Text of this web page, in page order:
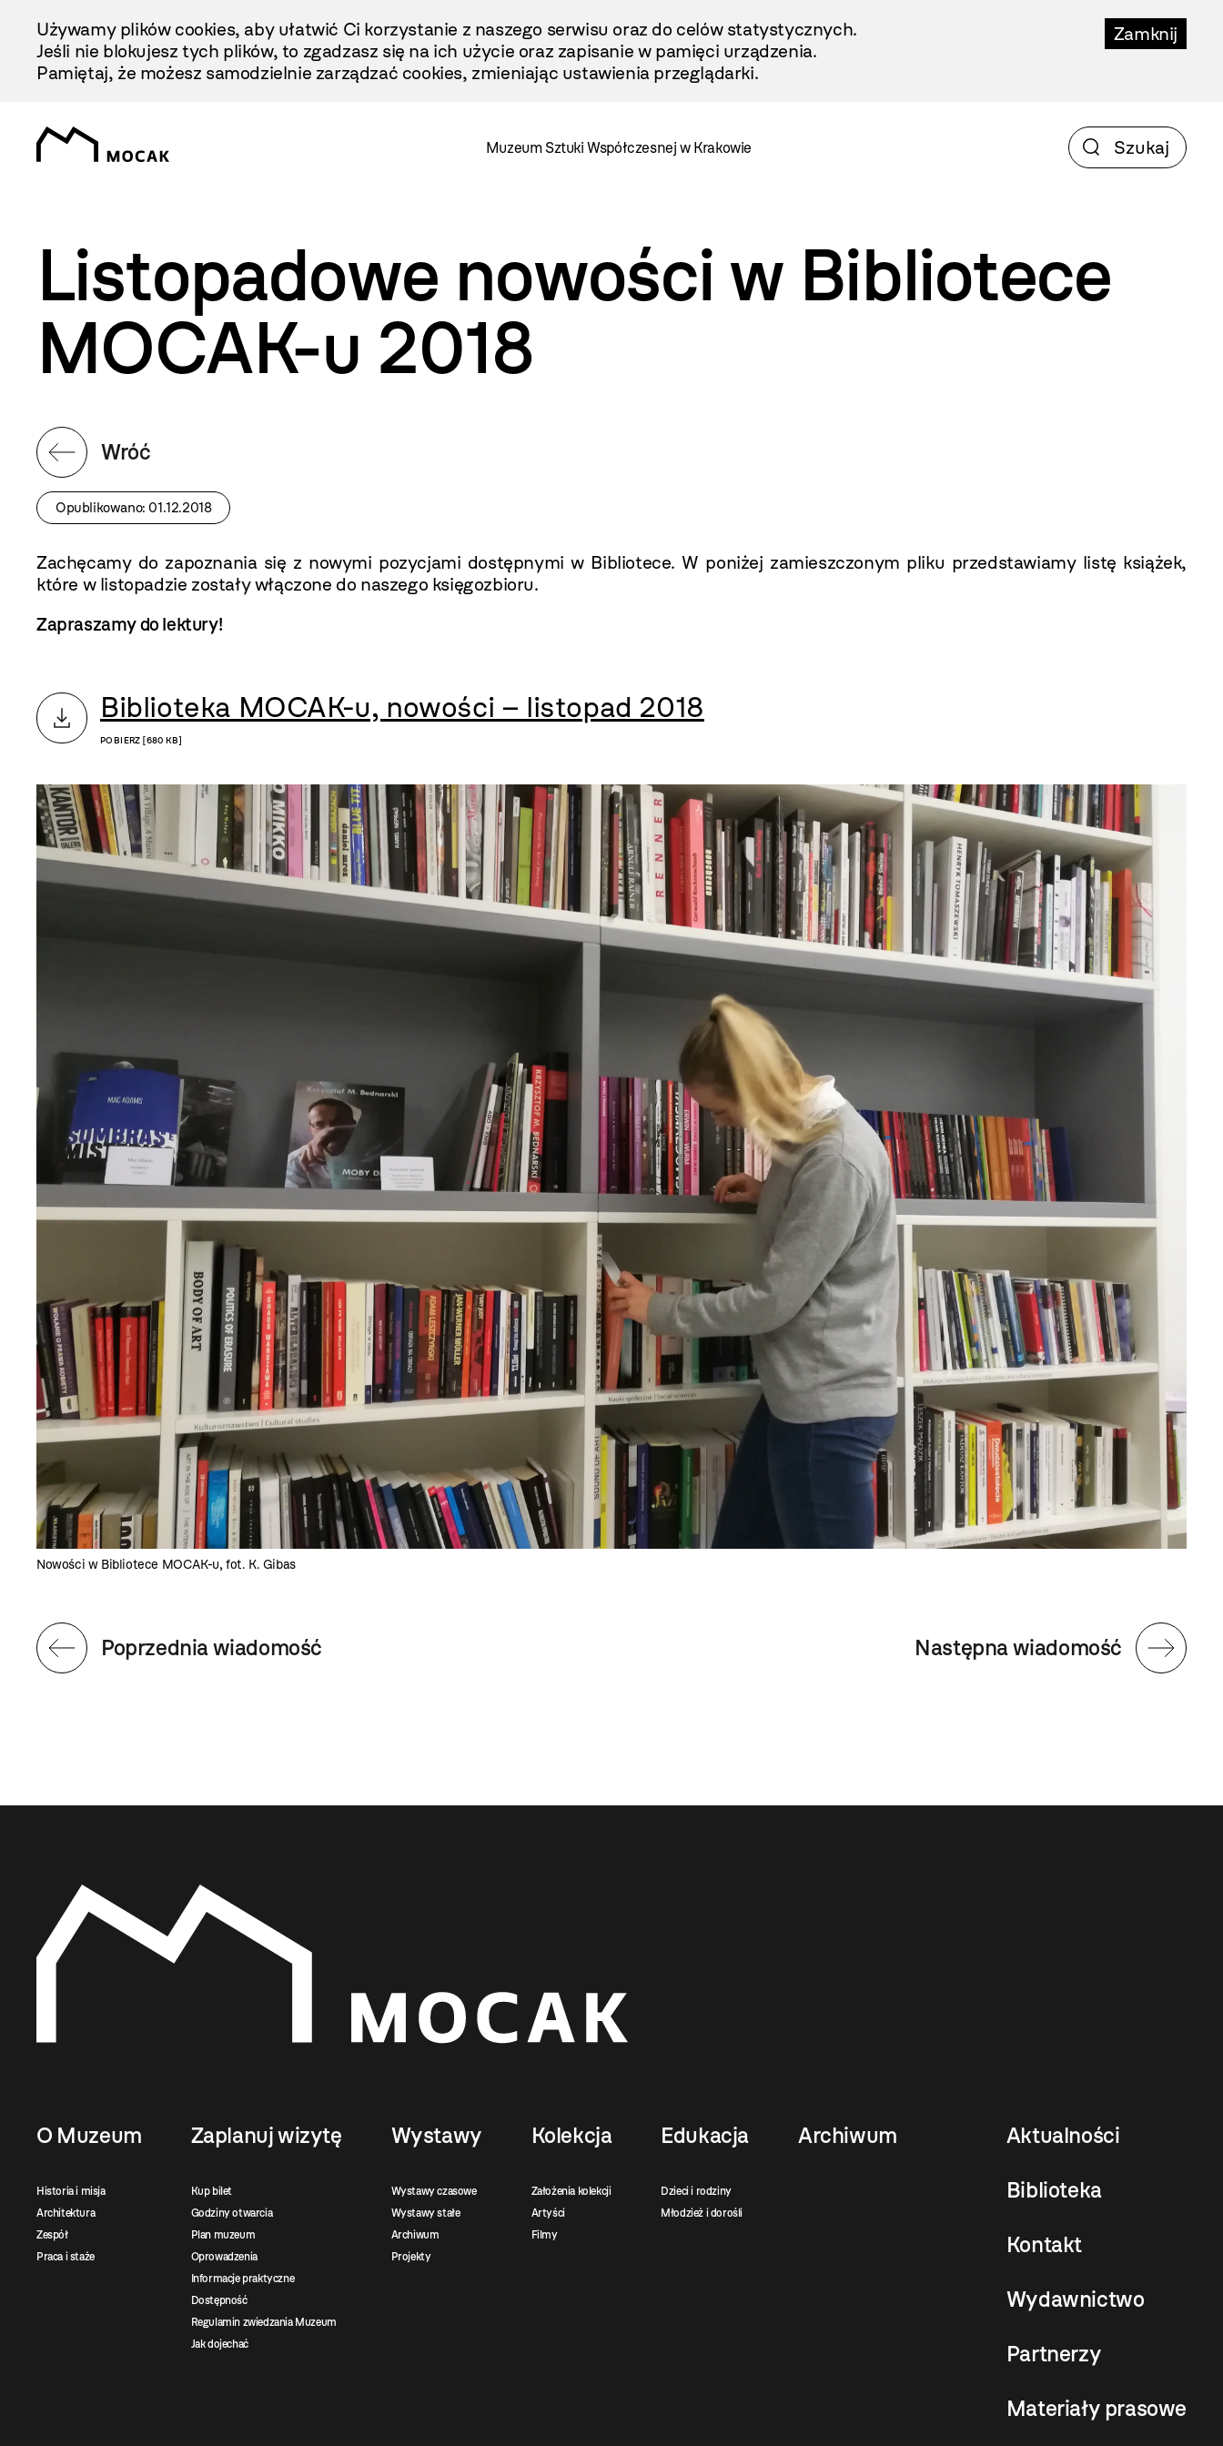
Treści
Zamknij
Używamy plików cookies, aby ułatwić Ci korzystanie z naszego serwisu oraz do celów statystycznych.
Jeśli nie blokujesz tych plików, to zgadzasz się na ich użycie oraz zapisanie w pamięci urządzenia.
Pamiętaj, że możesz samodzielnie zarządzać cookies, zmieniając ustawienia przeglądarki.
Muzeum Sztuki Współczesnej w Krakowie
Listopadowe nowości w Bibliotece
MOCAK-u 2018
Wróć
Opublikowano: 01.12.2018
Zachęcamy do zapoznania się z nowymi pozycjami dostępnymi w Bibliotece. W poniżej zamieszczonym pliku przedstawiamy listę książek,
które w listopadzie zostały włączone do naszego księgozbioru.
Zapraszamy do lektury!
Biblioteka MOCAK-u, nowości – listopad 2018
POBIERZ [680 KB]
Nowości w Bibliotece MOCAK-u, fot. K. Gibas
Następna wiadomość
Poprzednia wiadomość
O Muzeum
Historia i misja
Architektura
Zespół
Praca i staże
Zaplanuj wizytę
Kup bilet
Godziny otwarcia
Plan muzeum
Oprowadzenia
Informacje praktyczne
Dostępność
Regulamin zwiedzania Muzeum
Jak dojechać
Wystawy
Wystawy czasowe
Wystawy stałe
Archiwum
Projekty
Kolekcja
Założenia kolekcji
Artyści
Filmy
Edukacja
Dzieci i rodziny
Młodzież i dorośli
Archiwum Aktualności
Biblioteka
Kontakt
Wydawnictwo
Partnerzy
Materiały prasowe